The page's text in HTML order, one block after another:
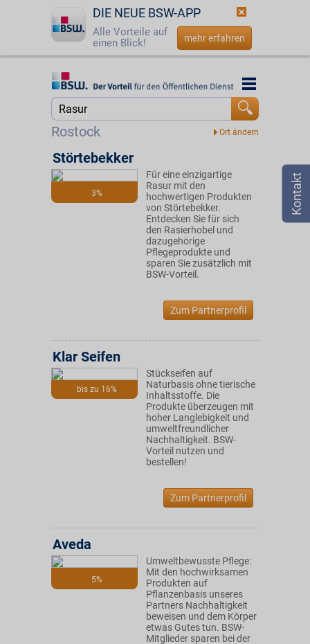
DIE NEUE BSW-APP
Alle Vorteile auf
einen Blick!
mehr erfahren
Startseite
Login
☎ 0800 - 279 25 82
Rostock
Startseite
3%
Störtebekker
Für eine einzigartige
Rasur mit den
hochwertigen Produkten
von Störtebekker.
Entdecken Sie für sich
den Rasierhobel und
dazugehörige
Pflegeprodukte und
sparen Sie zusätzlich mit
BSW-Vorteil.
Zum Partnerprofil
bis zu 16%
Klar Seifen
Stückseifen auf
Naturbasis ohne tierische
Inhaltsstoffe. Die
Produkte überzeugen mit
hoher Langlebigkeit und
umweltfreundlicher
Nachhaltigkeit. BSW-
Vorteil nutzen und
bestellen!
Zum Partnerprofil
5%
Aveda
Umweltbewusste Pflege:
Mit den hochwirksamen
Produkten auf
Pflanzenbasis unseres
Partners Nachhaltigkeit
beweisen und dem Körper
etwas Gutes tun. BSW-
Mitglieder sparen bei der